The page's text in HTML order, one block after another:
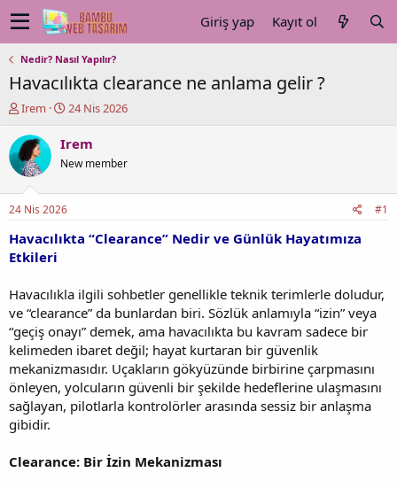
Giriş yap Kayıt ol
Nedir? Nasıl Yapılır?
Havacılıkta clearance ne anlama gelir ?
K
n
u
y
b
a
ş
a
a
n
Irem
B
ş
a
ç
i
h
i
24 Nis 2026
Irem
New member
24 Nis 2026 #1
Havacılıkta “Clearance” Nedir ve Günlük Hayatımıza
Etkileri
Havacılıkla ilgili sohbetler genellikle teknik terimlerle doludur,
ve “clearance” da bunlardan biri. Sözlük anlamıyla “izin” veya
“geçiş onayı” demek, ama havacılıkta bu kavram sadece bir
kelimeden ibaret değil; hayat kurtaran bir güvenlik
mekanizmasıdır. Uçakların gökyüzünde birbirine çarpmasını
önleyen, yolcuların güvenli bir şekilde hedeflerine ulaşmasını
sağlayan, pilotlarla kontrolörler arasında sessiz bir anlaşma
gibidir.
Clearance: Bir İzin Mekanizması